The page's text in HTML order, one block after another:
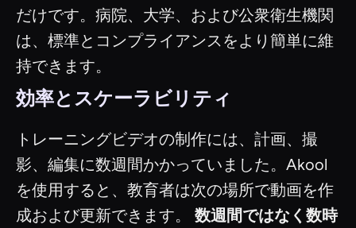
だけです。病院、大学、および公衆衛生機関
は、標準とコンプライアンスをより簡単に維
持できます。
効率とスケーラビリティ
トレーニングビデオの制作には、計画、撮
影、編集に数週間かかっていました。Akool
を使用すると、教育者は次の場所で動画を作
成および更新できます。 数週間ではなく数時